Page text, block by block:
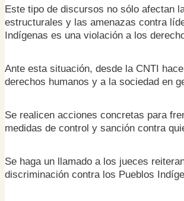
Este tipo de discursos no sólo afectan
estructurales y las amenazas contra
Indígenas es una violación a los
Ante esta situación, desde la CNTI
derechos humanos y a la sociedad en
Se realicen acciones concretas para
medidas de control y sanción contra
Se haga un llamado a los jueces
discriminación contra los Pueblos